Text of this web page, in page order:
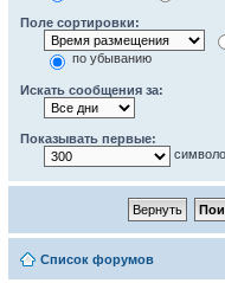
Поле сортировки:
по убыванию
Искать сообщения за:
Показывать первые:
Список форумов